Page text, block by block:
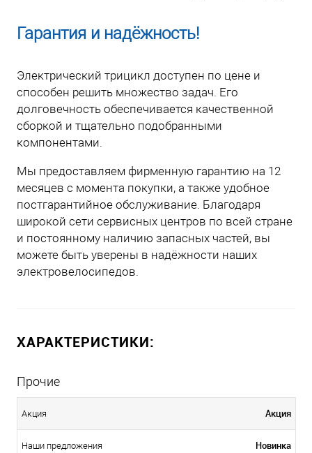
Гарантия и надёжность!
Электрический трицикл доступен по цене и
способен решить множество задач. Его
долговечность обеспечивается качественной
сборкой и тщательно подобранными
компонентами.
Мы предоставляем фирменную гарантию на 12
месяцев с момента покупки, а также удобное
постгарантийное обслуживание. Благодаря
широкой сети сервисных центров по всей стране
и постоянному наличию запасных частей, вы
можете быть уверены в надёжности наших
электровелосипедов.
ХАРАКТЕРИСТИКИ:
Прочие
Акция Акция
Наши предложения Новинка